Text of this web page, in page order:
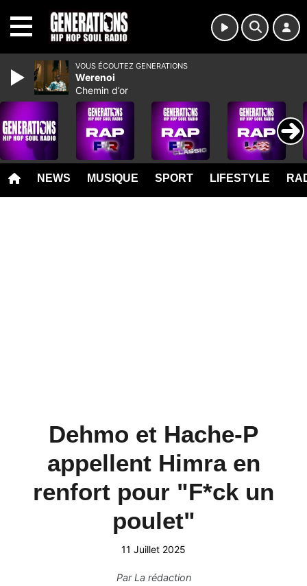
NEWS MUSIQUE SPORT LIFESTYLE
Dehmo et Hache-P
appellent Himra en
renfort pour "F*ck un
poulet"
11 Juillet 2025
ParLa rédaction
VOUS ÉCOUTEZ GENERATIONS
Werenoi
Chemin d’or